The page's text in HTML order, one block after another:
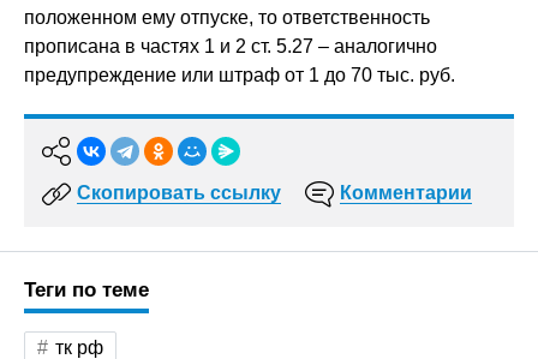
положенном ему отпуске, то ответственность
прописана в частях 1 и 2 ст. 5.27 – аналогично
предупреждение или штраф от 1 до 70 тыс. руб.
Скопировать ссылку Комментарии
Теги по теме
тк рф